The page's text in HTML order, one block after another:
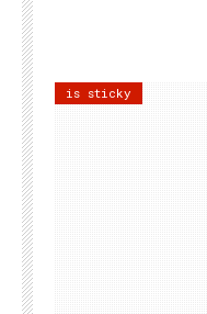
is sticky